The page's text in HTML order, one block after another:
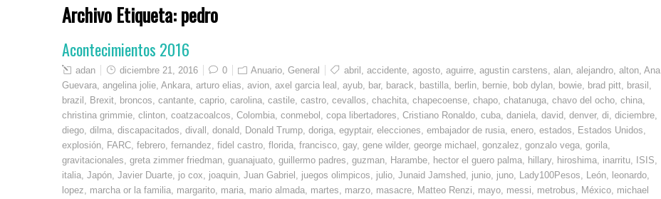
Archivo Etiqueta:pedro
Acontecimientos 2016
adan diciembre 21, 2016 0 Anuario, General abril , accidente, agosto, aguirre, agustin carstens, alan, alejandro, alton, Ana
Guevara, angelina jolie, Ankara, arturo elias, avion, axel garcia leal , ayub, bar, barack, bastilla, berlin, bernie, bob dylan, bowie, brad pitt, brasil ,
brazil , Brexit, broncos, cantante, caprio, carolina, castile, castro, cevallos, chachita, chapecoense, chapo, chatanuga, chavo del ocho, china,
christina grimmie, clinton, coatzacoalcos, Colombia, conmebol , copa libertadores, Cristiano Ronaldo, cuba, daniela, david, denver, di, diciembre,
diego, dilma, discapacitados, divall , donald, Donald Trump, doriga, egyptair, elecciones, embajador de rusia, enero, estados, Estados Unidos,
explosión, FARC, febrero, fernandez, fidel castro, florida, francisco, gay, gene wilder, george michael , gonzalez, gonzalo vega, gorila,
gravitacionales, greta zimmer friedman, guanajuato, guillermo padres, guzman, Harambe, hector el guero palma, hillary, hiroshima, inarritu, ISIS,
italia, Japón, Javier Duarte, jo cox, joaquin, Juan Gabriel , juegos olimpicos, julio, Junaid Jamshed, junio, juno, Lady100Pesos, León, leonardo,
lopez, marcha or la familia, margarito, maria, mario almada, martes, marzo, masacre, Matteo Renzi, mayo, messi, metrobus, México, michael